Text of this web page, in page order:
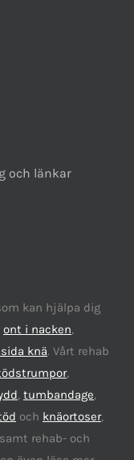
och länkar
kan hjälpa dig
ont i nacken,
knä. Vårt rehab
,
, tumbandage,
och knäortoser,
samt rehab- och